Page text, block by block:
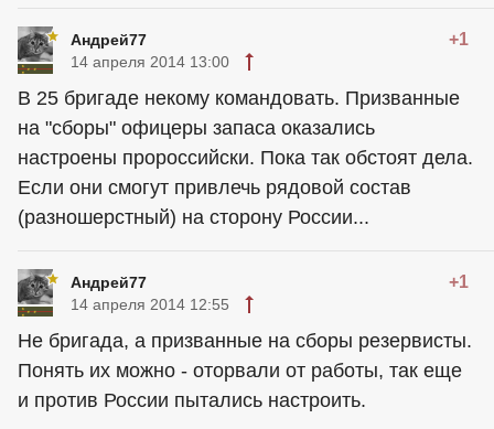
Андрей77 +1
14 апреля 2014 13:00
В 25 бригаде некому командовать. Призванные
на "сборы" офицеры запаса оказались
настроены пророссийски. Пока так обстоят дела.
Если они смогут привлечь рядовой состав
(разношерстный) на сторону России...
Андрей77 +1
14 апреля 2014 12:55
Не бригада, а призванные на сборы резервисты.
Понять их можно - оторвали от работы, так еще
и против России пытались настроить.